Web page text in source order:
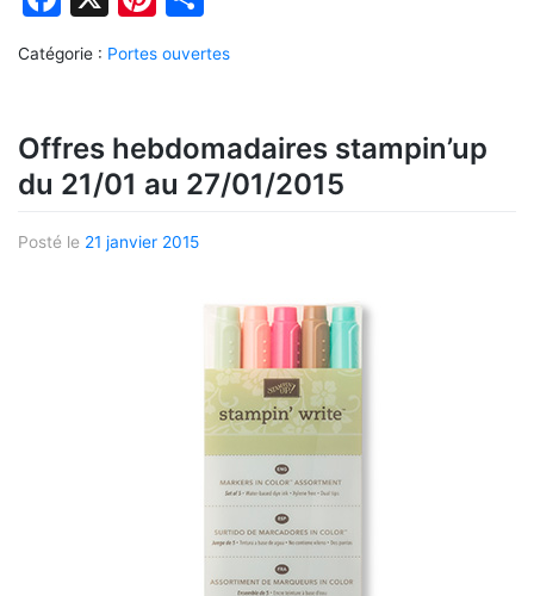
Catégorie : Portes ouvertes
Offres hebdomadaires stampin’up
du 21/01 au 27/01/2015
Posté le 21 janvier 2015